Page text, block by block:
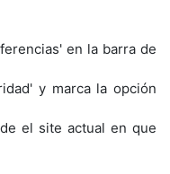
en la barra de
y marca la opción
el site actual en que